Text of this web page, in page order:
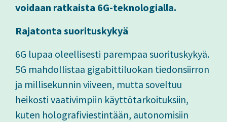
voidaan ratkaista 6G-teknologialla.
Rajatonta suorituskykyä
6G lupaa oleellisesti parempaa suorituskykyä.
5G mahdollistaa gigabittiluokan tiedonsiirron
ja millisekunnin viiveen, mutta soveltuu
heikosti vaativimpiin käyttötarkoituksiin,
kuten holografiviestintään, autonomisiin